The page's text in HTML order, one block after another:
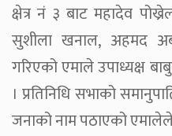
क्षेत्र नं ३ बाट महादेव
सुशीला खनाल, अहमद
गरिएको एमाले उपाध्यक्ष
। प्रतिनिधि सभाको
जनाको नाम पठाएको